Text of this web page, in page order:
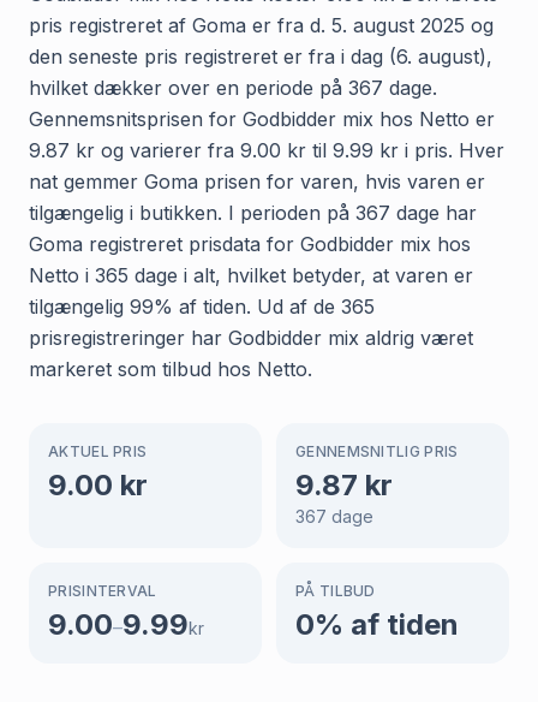
pris registreret af Goma er fra d. 5. august 2025 og
den seneste pris registreret er fra i dag (6. august),
hvilket dækker over en periode på 367 dage.
Gennemsnitsprisen for Godbidder mix hos Netto er
9.87 kr og varierer fra 9.00 kr til 9.99 kr i pris. Hver
nat gemmer Goma prisen for varen, hvis varen er
tilgængelig i butikken. I perioden på 367 dage har
Goma registreret prisdata for Godbidder mix hos
Netto i 365 dage i alt, hvilket betyder, at varen er
tilgængelig 99% af tiden. Ud af de 365
prisregistreringer har Godbidder mix aldrig været
markeret som tilbud hos Netto.
AKTUEL PRIS
9.00 kr
GENNEMSNITLIG PRIS
9.87 kr
367 dage
PRISINTERVAL
9.00–9.99kr
PÅ TILBUD
0% af tiden